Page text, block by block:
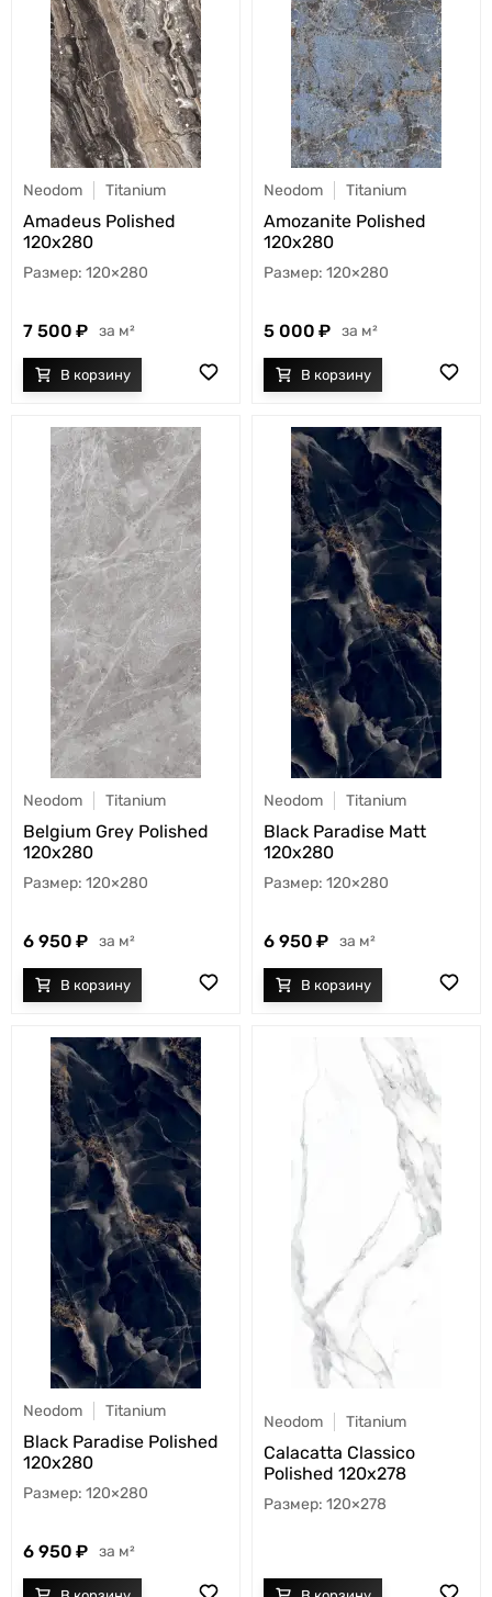
Neodom Titanium
Amadeus Polished
120x280
120×280
7 500 м²
Neodom Titanium
Amozanite Polished
120x280
120×280
5 000 м²
Neodom Titanium
Belgium Grey Polished
120x280
120×280
6 950 м²
Neodom Titanium
Black Paradise Matt
120x280
120×280
6 950 м²
Neodom Titanium
Black Paradise Polished
120x280
120×280
6 950 м²
Neodom Titanium
Calacatta Classico
Polished 120x278
120×278